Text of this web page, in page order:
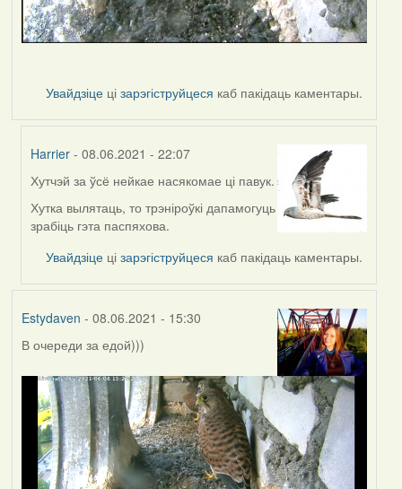
Увайдзіце цізарэгіструйцеся каб пакідаць каментары.
Harrier - 08.06.2021 - 22:07
In
reply
to
Lighty
Хутчэй за ўсё нейкае насякомае ці павук.
Хутка вылятаць, то трэніроўкі дапамогуць
зрабіць гэта паспяхова.
Увайдзіце цізарэгіструйцеся каб пакідаць каментары.
Estydaven - 08.06.2021 - 15:30
В очереди за едой)))